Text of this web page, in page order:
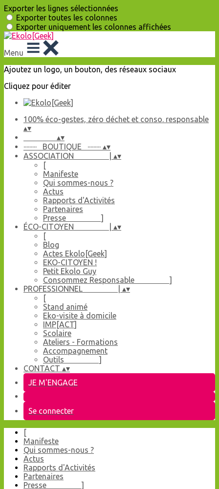
Exporter les lignes sélectionnées
Exporter toutes les colonnes
Exporter uniquement les colonnes affichées
Menu
Ajoutez un logo, un bouton, des réseaux sociaux
Cliquez pour éditer
100% éco-gestes, zéro déchet et conso. responsable
▴▾
▴▾
········· BOUTIQUE ········· ▴▾
ASSOCIATION | ▴▾
[
Manifeste
Qui sommes-nous ?
Actus
Rapports d'Activités
Partenaires
Presse ]
ÉCO-CITOYEN | ▴▾
[
Blog
Actes Ekolo[Geek]
EKO-CITOYEN !
Petit Ekolo Guy
Consommez Responsable ]
PROFESSIONNEL | ▴▾
[
Stand animé
Eko-visite à domicile
IMP[ACT]
Scolaire
Ateliers - Formations
Accompagnement
Outils ]
CONTACT ▴▾
JE M'ENGAGE
Se connecter
[
Manifeste
Qui sommes-nous ?
Actus
Rapports d'Activités
Partenaires
Presse ]